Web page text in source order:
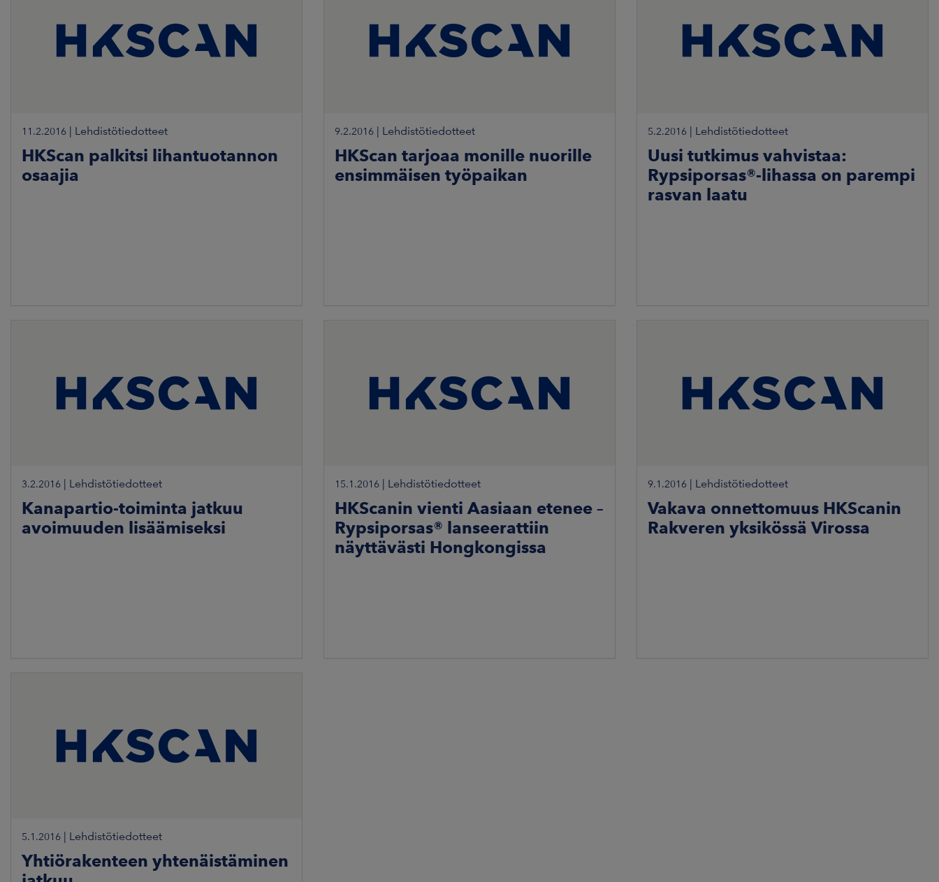
11.2.2016 | Lehdistötiedotteet
HKScan palkitsi lihantuotannon
osaajia
9.2.2016 | Lehdistötiedotteet
HKScan tarjoaa monille nuorille
ensimmäisen työpaikan
5.2.2016 | Lehdistötiedotteet
Uusi tutkimus vahvistaa:
Rypsiporsas®-lihassa on parempi
rasvan laatu
3.2.2016 | Lehdistötiedotteet
Kanapartio-toiminta jatkuu
avoimuuden lisäämiseksi
15.1.2016 | Lehdistötiedotteet
HKScanin vienti Aasiaan etenee –
Rypsiporsas® lanseerattiin
näyttävästi Hongkongissa
9.1.2016 | Lehdistötiedotteet
Vakava onnettomuus HKScanin
Rakveren yksikössä Virossa
5.1.2016 | Lehdistötiedotteet
Yhtiörakenteen yhtenäistäminen